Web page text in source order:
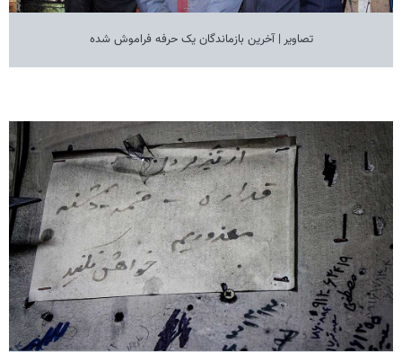
تصاویر | آخرین بازماندگان یک حرفه فراموش شده